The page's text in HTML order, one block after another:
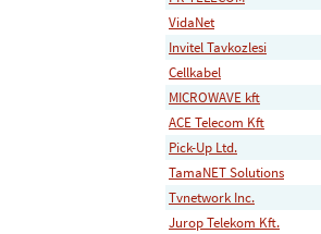
VidaNet
Invitel Tavkozlesi
Cellkabel
MICROWAVE kft
ACE Telecom Kft
Pick-Up Ltd.
TamaNET Solutions
Tvnetwork Inc.
Jurop Telekom Kft.